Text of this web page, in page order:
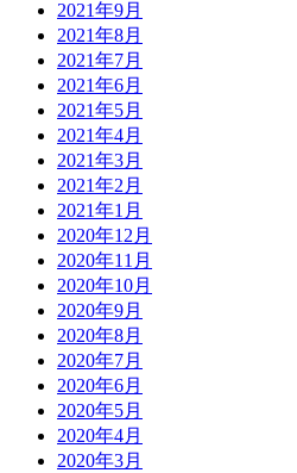
2021年9月
2021年8月
2021年7月
2021年6月
2021年5月
2021年4月
2021年3月
2021年2月
2021年1月
2020年12月
2020年11月
2020年10月
2020年9月
2020年8月
2020年7月
2020年6月
2020年5月
2020年4月
2020年3月